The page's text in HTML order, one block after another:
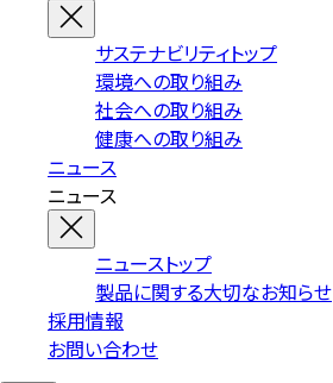
サステナビリティトップ
環境への取り組み
社会への取り組み
健康への取り組み
ニュース
ニュース
ニューストップ
製品に関する大切なお知らせ
採用情報
お問い合わせ